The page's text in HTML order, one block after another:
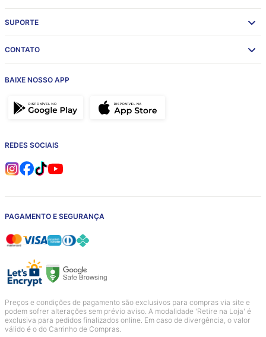
SUPORTE
CONTATO
BAIXE NOSSO APP
REDES SOCIAIS
PAGAMENTO E SEGURANÇA
Preços e condições de pagamento são exclusivos para compras via site e
podem sofrer alterações sem prévio aviso. A modalidade 'Retire na Loja' é
exclusiva para pedidos finalizados online. Em caso de divergência, o valor
válido é o do Carrinho de Compras.